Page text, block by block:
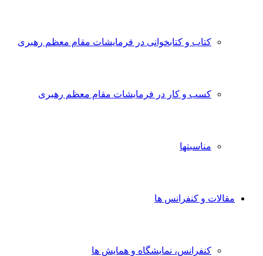
کتاب و کتابخوانی در فرمایشات مقام معظم رهبری
کسب و کار در فرمایشات مقام معظم رهبری
مناسبتها
مقالات و کنفرانس ها
کنفرانس، نمایشگاه و همایش ها